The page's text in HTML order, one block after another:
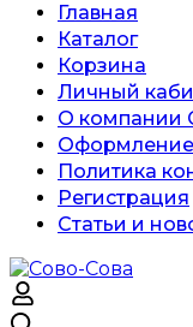
Главная
Каталог
Корзина
Личный
О компании
Оформление
Политика
Регистрация
Статьи и